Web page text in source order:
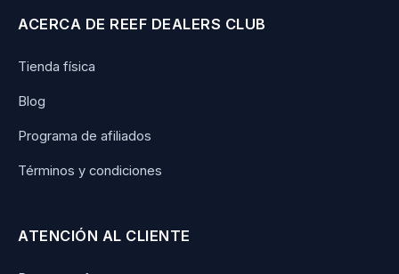
ACERCA DE REEF DEALERS CLUB
Tienda física
Blog
Programa de afiliados
Términos y condiciones
ATENCIÓN AL CLIENTE